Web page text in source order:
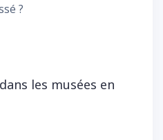
?
les musées en